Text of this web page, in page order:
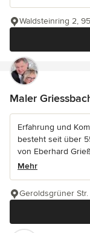
Waldsteinring 2,
Maler
Erfahrung und
besteht seit über
von Eberhard
Mehr
Geroldsgrüner Str.